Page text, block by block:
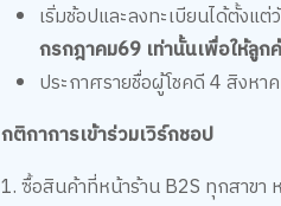
เริ่มช้อปและลงทะเบียนได้ตั้ง
กรกฎาคม69 เท่านั้นเพื่อให้ลูก
ประกาศรายชื่อผู้โชคดี 4 สิงห
กติกาการเข้าร่วมเวิร์กชอป
1. ซื้อสินค้าที่หน้าร้าน B2S ทุกสาขา